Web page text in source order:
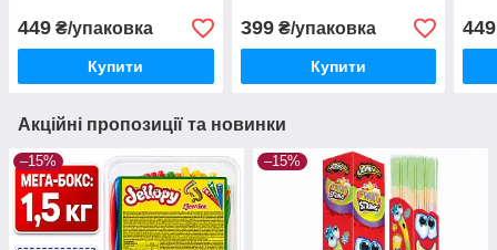
мармеладу в кислій
посипці
449 ₴/упаковка
Купити
399₴/упаковка
Купити
449
Акційні пропозиції та новинки
–15% –15%